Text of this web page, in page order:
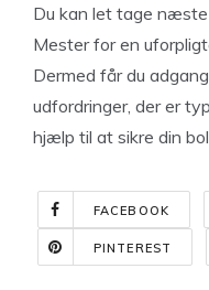
Du kan let tage
Mester for en
Dermed får du
udfordringer, der er
hjælp til at sikre din
FACEBOOK
PINTEREST